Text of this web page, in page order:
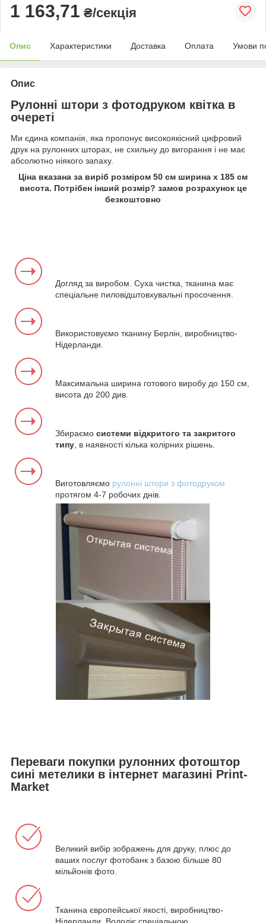
1 163,71 ₴/секція
Опис Характеристики Доставка Оплата Умови
Опис
Рулонні штори з фотодруком квітка в
очереті
Ми єдина компанія, яка пропонує високоякісний цифровий
друк на рулонних шторах, не схильну до вигорання і не має
абсолютно ніякого запаху.
Ціна вказана за виріб розміром 50 см ширина х 185 см
висота. Потрібен інший розмір? замов розрахунок це
безкоштовно
Догляд за виробом. Суха чистка, тканина має
спеціальне пиловідштовхувальні просочення.
Використовуємо тканину Берлін, виробництво-
Нідерланди.
Максимальна ширина готового виробу до 150 см,
висота до 200 див.
Збираємо системи відкритого та закритого
типу, в наявності кілька колірних рішень.
Виготовляємо рулонні штори з фотодруком
протягом 4-7 робочих днів.
Переваги покупки рулонних фотоштор
сині метелики в інтернет магазині Print-
Market
Великий вибір зображень для друку, плюс до
ваших послуг фотобанк з базою більше 80
мільйонів фото.
Тканина європейської якості, виробництво-